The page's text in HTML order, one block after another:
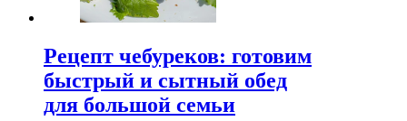
Рецепт чебуреков: готовим
быстрый и сытный обед
для большой семьи